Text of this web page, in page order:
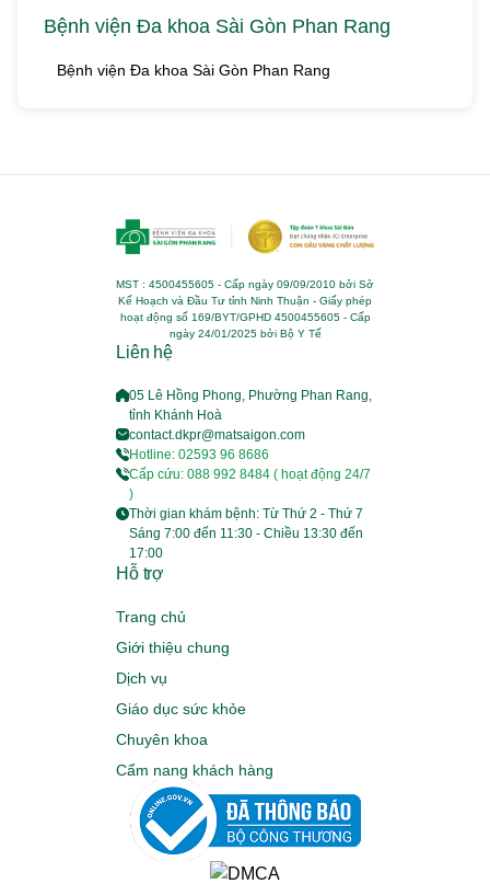
Bệnh viện Đa khoa Sài Gòn Phan Rang
Bệnh viện Đa khoa Sài Gòn Phan Rang
MST : 4500455605 - Cấp ngày 09/09/2010 bởi Sở
Kế Hoạch và Đầu Tư tỉnh Ninh Thuận - Giấy phép
hoạt động số 169/BYT/GPHD 4500455605 - Cấp
ngày 24/01/2025 bởi Bộ Y Tế
Liên hệ
05 Lê Hồng Phong, Phường Phan Rang,
tỉnh Khánh Hoà
contact.dkpr@matsaigon.com
Hotline: 02593 96 8686
Cấp cứu: 088 992 8484 ( hoạt động 24/7
)
Thời gian khám bệnh: Từ Thứ 2 - Thứ 7
Sáng 7:00 đến 11:30 - Chiều 13:30 đến
17:00
Hỗ trợ
Trang chủ
Giới thiệu chung
Dịch vụ
Giáo dục sức khỏe
Chuyên khoa
Cẩm nang khách hàng